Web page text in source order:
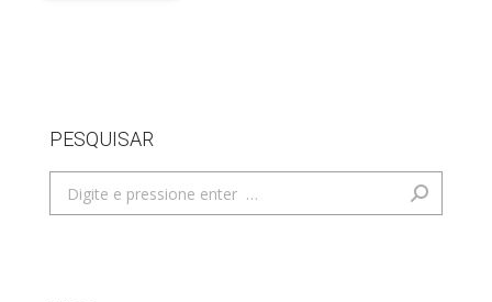
PESQUISAR
Search: